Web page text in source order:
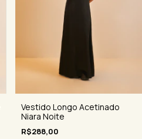
Vestido Longo Acetinado
Niara Noite
R$288,00